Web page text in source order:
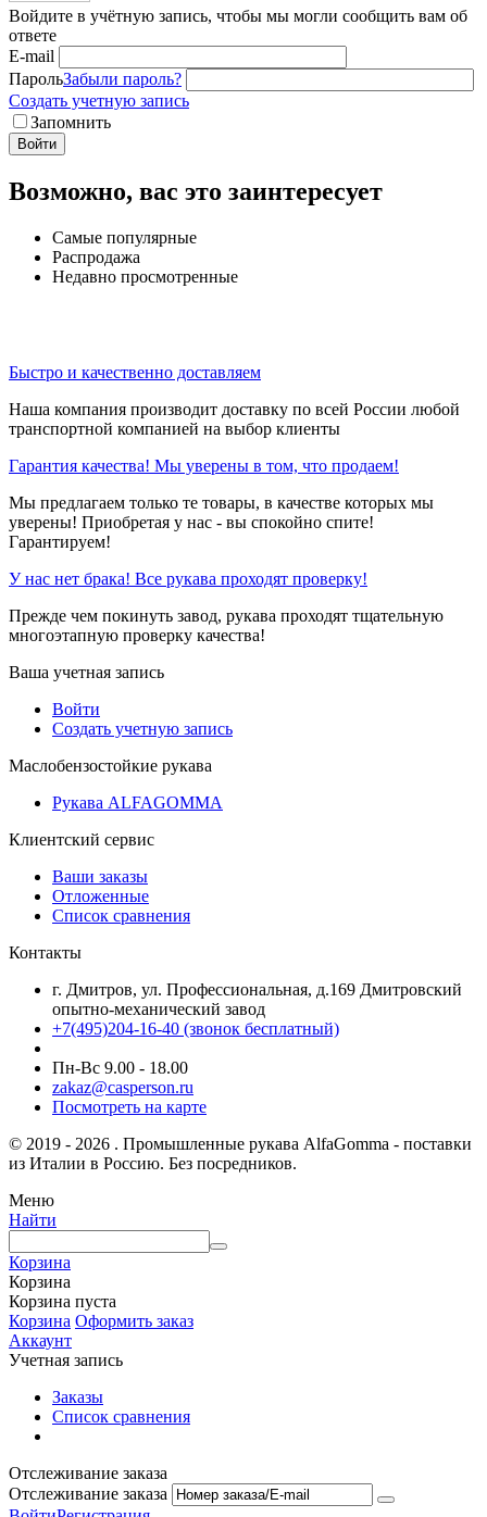
Войдите в учётную запись, чтобы мы могли сообщить вам об
ответе
E-mail
ПарольЗабыли пароль?
Создать учетную запись
Запомнить
Войти
Возможно, вас это заинтересует
Самые популярные
Распродажа
Недавно просмотренные
Быстро и качественно доставляем
Наша компания производит доставку по всей России любой
транспортной компанией на выбор клиенты
Гарантия качества! Мы уверены в том, что продаем!
Мы предлагаем только те товары, в качестве которых мы
уверены! Приобретая у нас - вы спокойно спите!
Гарантируем!
У нас нет брака! Все рукава проходят проверку!
Прежде чем покинуть завод, рукава проходят тщательную
многоэтапную проверку качества!
Ваша учетная запись
Войти
Создать учетную запись
Маслобензостойкие рукава
Рукава ALFAGOMMA
Клиентский сервис
Ваши заказы
Отложенные
Список сравнения
Контакты
г. Дмитров, ул. Профессиональная, д.169 Дмитровский
опытно-механический завод
+7(495)204-16-40 (звонок бесплатный)
Пн-Вс 9.00 - 18.00
zakaz@casperson.ru
Посмотреть на карте
© 2019 - 2026 . Промышленные рукава AlfaGomma - поставки
из Италии в Россию. Без посредников.
Меню
Найти
Корзина
Корзина
Корзина пуста
Корзина Оформить заказ
Аккаунт
Учетная запись
Заказы
Список сравнения
Отслеживание заказа
Отслеживание заказа